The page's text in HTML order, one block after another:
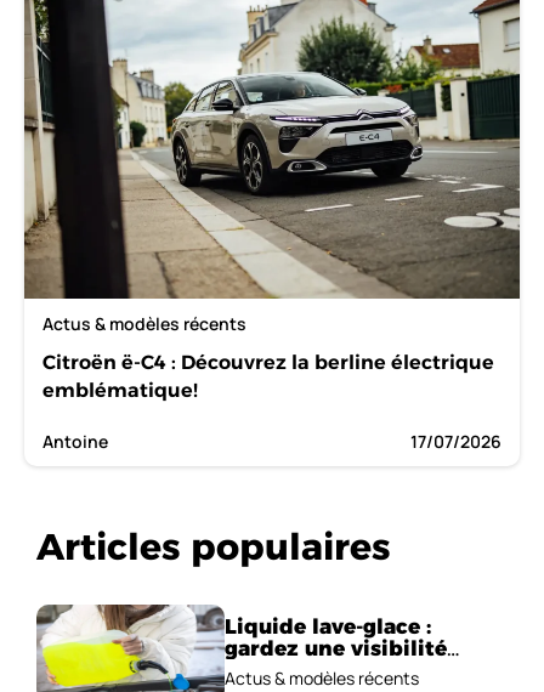
Actus & modèles récents
Citroën ë-C4 : Découvrez la berline électrique
emblématique!
Antoine 17/07/2026
Articles populaires
Liquide lave-glace :
gardez une visibilité
parfaite en voiture
Actus & modèles récents